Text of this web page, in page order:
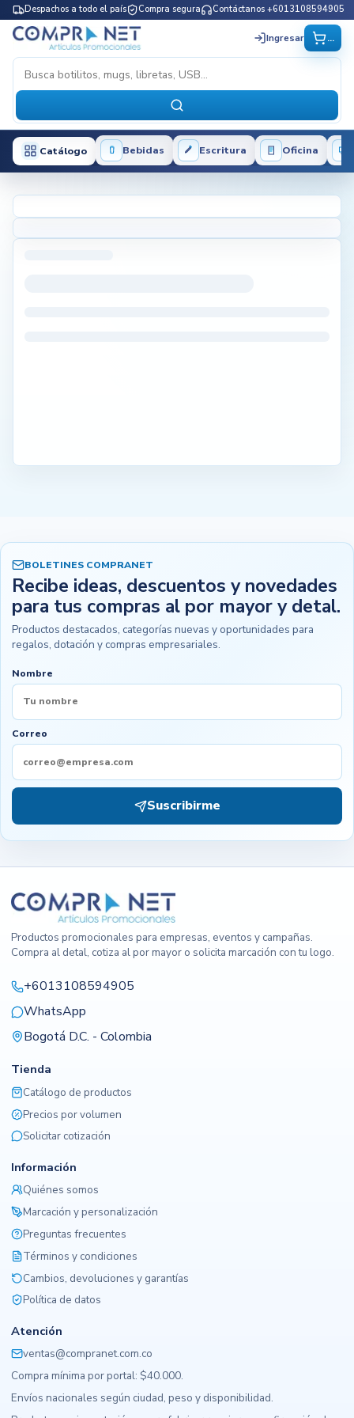
Despachos a todo el país Compra segura Contáctanos +6013108594905
Ingresar ...
Catálogo Bebidas Escritura Oficina
BOLETINES COMPRANET
Recibe ideas, descuentos y novedades
para tus compras al por mayor y detal.
Productos destacados, categorías nuevas y oportunidades para
regalos, dotación y compras empresariales.
Nombre
Correo
Suscribirme
Productos promocionales para empresas, eventos y campañas.
Compra al detal, cotiza al por mayor o solicita marcación con tu logo.
+6013108594905
WhatsApp
Bogotá D.C. - Colombia
Tienda
Catálogo de productos
Precios por volumen
Solicitar cotización
Información
Quiénes somos
Marcación y personalización
Preguntas frecuentes
Términos y condiciones
Cambios, devoluciones y garantías
Política de datos
Atención
ventas@compranet.com.co
Compra mínima por portal: $40.000.
Envíos nacionales según ciudad, peso y disponibilidad.